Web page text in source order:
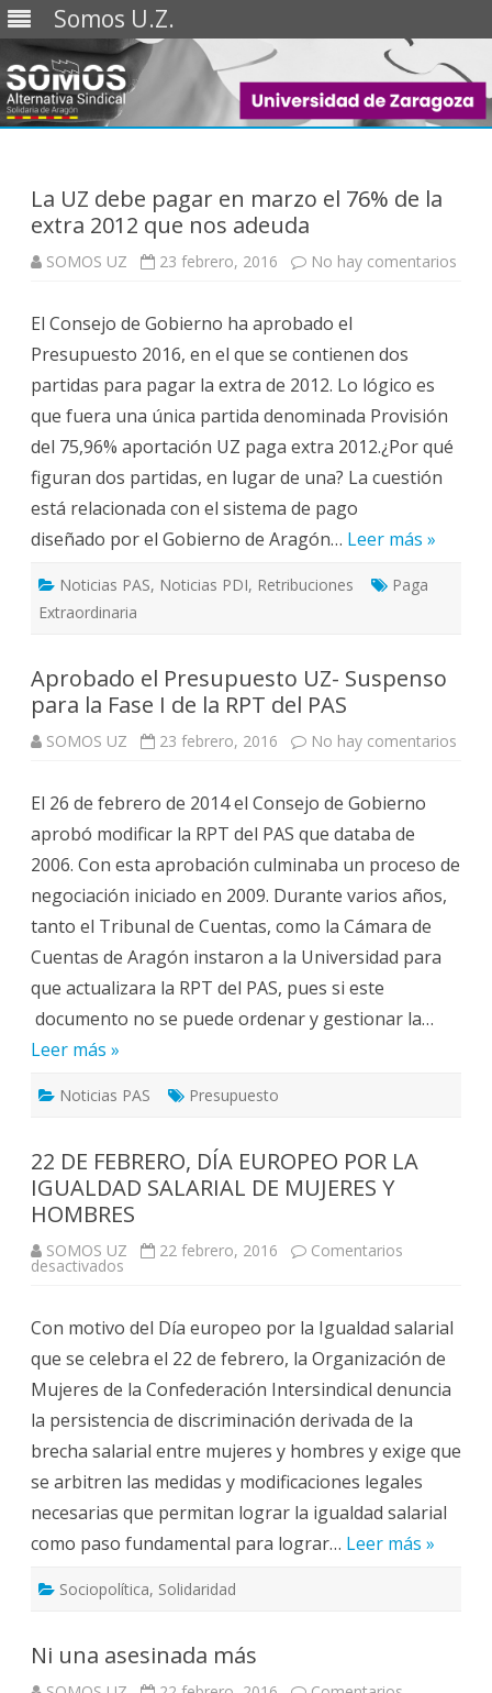
Somos U.Z.
Saltar
La UZ debe pagar en marzo el 76% de la
extra 2012 que nos adeuda
SOMOS UZ 23 febrero, 2016 No hay comentarios
El Consejo de Gobierno ha aprobado el
Presupuesto 2016, en el que se contienen dos
partidas para pagar la extra de 2012. Lo lógico es
que fuera una única partida denominada Provisión
del 75,96% aportación UZ paga extra 2012.¿Por qué
figuran dos partidas, en lugar de una? La cuestión
está relacionada con el sistema de pago
diseñado por el Gobierno de Aragón… Leer más »
Noticias PAS, Noticias PDI, Retribuciones
Paga
Extraordinaria
Aprobado el Presupuesto UZ- Suspenso
para la Fase I de la RPT del PAS
SOMOS UZ 23 febrero, 2016 No hay comentarios
Fase
I
El 26 de febrero de 2014 el Consejo de Gobierno
aprobó modificar la RPT del PAS que databa de
2006. Con esta aprobación culminaba un proceso de
negociación iniciado en 2009. Durante varios años,
tanto el Tribunal de Cuentas, como la Cámara de
Cuentas de Aragón instaron a la Universidad para
que actualizara la RPT del PAS, pues si este
documento no se puede ordenar y gestionar la…
Leer más »
Noticias PAS Presupuesto
22 DE FEBRERO, DÍA EUROPEO POR LA
IGUALDAD SALARIAL DE MUJERES Y
HOMBRES
SOMOS UZ 22 febrero, 2016 Comentarios
desactivados
DÍA
EUROPEO
POR
LA
IGUALDAD
SALARIAL
DE
MUJERES
Y
HOMBRES
Con motivo del Día europeo por la Igualdad salarial
que se celebra el 22 de febrero, la Organización de
Mujeres de la Confederación Intersindical denuncia
la persistencia de discriminación derivada de la
brecha salarial entre mujeres y hombres y exige que
se arbitren las medidas y modificaciones legales
necesarias que permitan lograr la igualdad salarial
como paso fundamental para lograr… Leer más »
Sociopolítica, Solidaridad
Ni una asesinada más